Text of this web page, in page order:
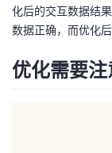
化后的交互数据结
数据正确，而优化
优化需要